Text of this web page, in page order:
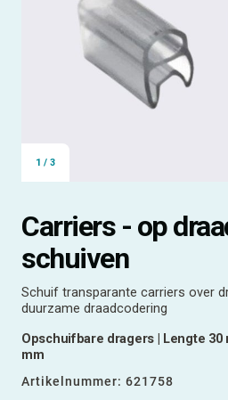
1 / 3
Carriers - op
schuiven
Schuif transparante carriers over
duurzame draadcodering
Opschuifbare dragers | Lengte 30
mm
Artikelnummer: 621758